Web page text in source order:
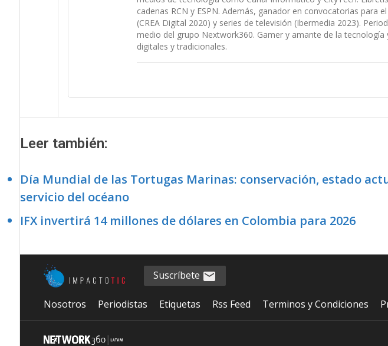
cadenas RCN y ESPN. Además, ganador en convocatorias para
(CREA Digital 2020) y series de televisión (Ibermedia 2023).
medio del grupo Nextwork360. Gamer y amante de la tecnología
digitales y tradicionales.
Leer también:
Día Mundial de las Tortugas Marinas: conservación, estado
servicio del océano
IFX invertirá 14 millones de dólares en Colombia para 2026
Suscríbete
Nosotros Periodistas Etiquetas Rss Feed Terminos y Condiciones